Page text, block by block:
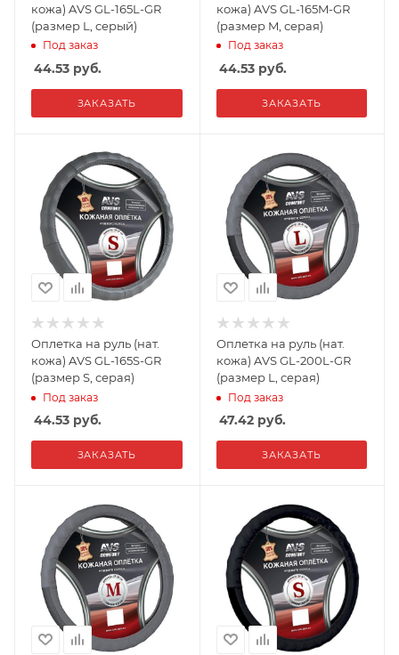
кожа) AVS GL-165L-GR
(размер L, серый)
Под заказ
44.53 руб.
ЗАКАЗАТЬ
кожа) AVS GL-165M-GR
(размер M, серая)
Под заказ
44.53руб.
ЗАКАЗАТЬ
Оплетка на руль (нат.
кожа) AVS GL-165S-GR
(размер S, серая)
Под заказ
44.53 руб.
ЗАКАЗАТЬ
Оплетка на руль (нат.
кожа) AVS GL-200L-GR
(размер L, серая)
Под заказ
47.42руб.
ЗАКАЗАТЬ